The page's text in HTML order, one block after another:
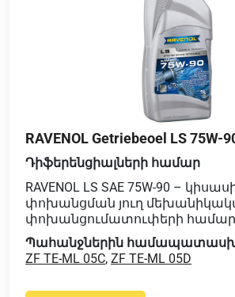
RAVENOL Getriebeoel LS 75W-
Դիֆերենցիալների համար
RAVENOL LS SAE 75W-90 –
փոխանցման յուղ
փոխանցումատուփերի
Պահանջներին
ZF TE-ML 05C, ZF TE-ML 05D